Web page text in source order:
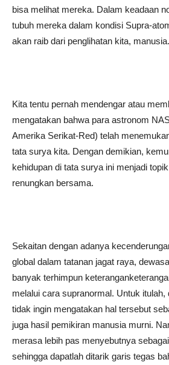
bisa melihat mereka. Dalam keadaan
tubuh mereka dalam kondisi Supra-
akan raib dari penglihatan kita, manusia.
Kita tentu pernah mendengar atau
mengatakan bahwa para astronom
Amerika Serikat-Red) telah
tata surya kita. Dengan demikian,
kehidupan di tata surya ini menjadi
renungkan bersama.
Sekaitan dengan adanya
global dalam tatanan jagat raya,
banyak terhimpun
melalui cara supranormal. Untuk
tidak ingin mengatakan hal tersebut
juga hasil pemikiran manusia murni.
merasa lebih pas menyebutnya
sehingga dapatlah ditarik garis tegas